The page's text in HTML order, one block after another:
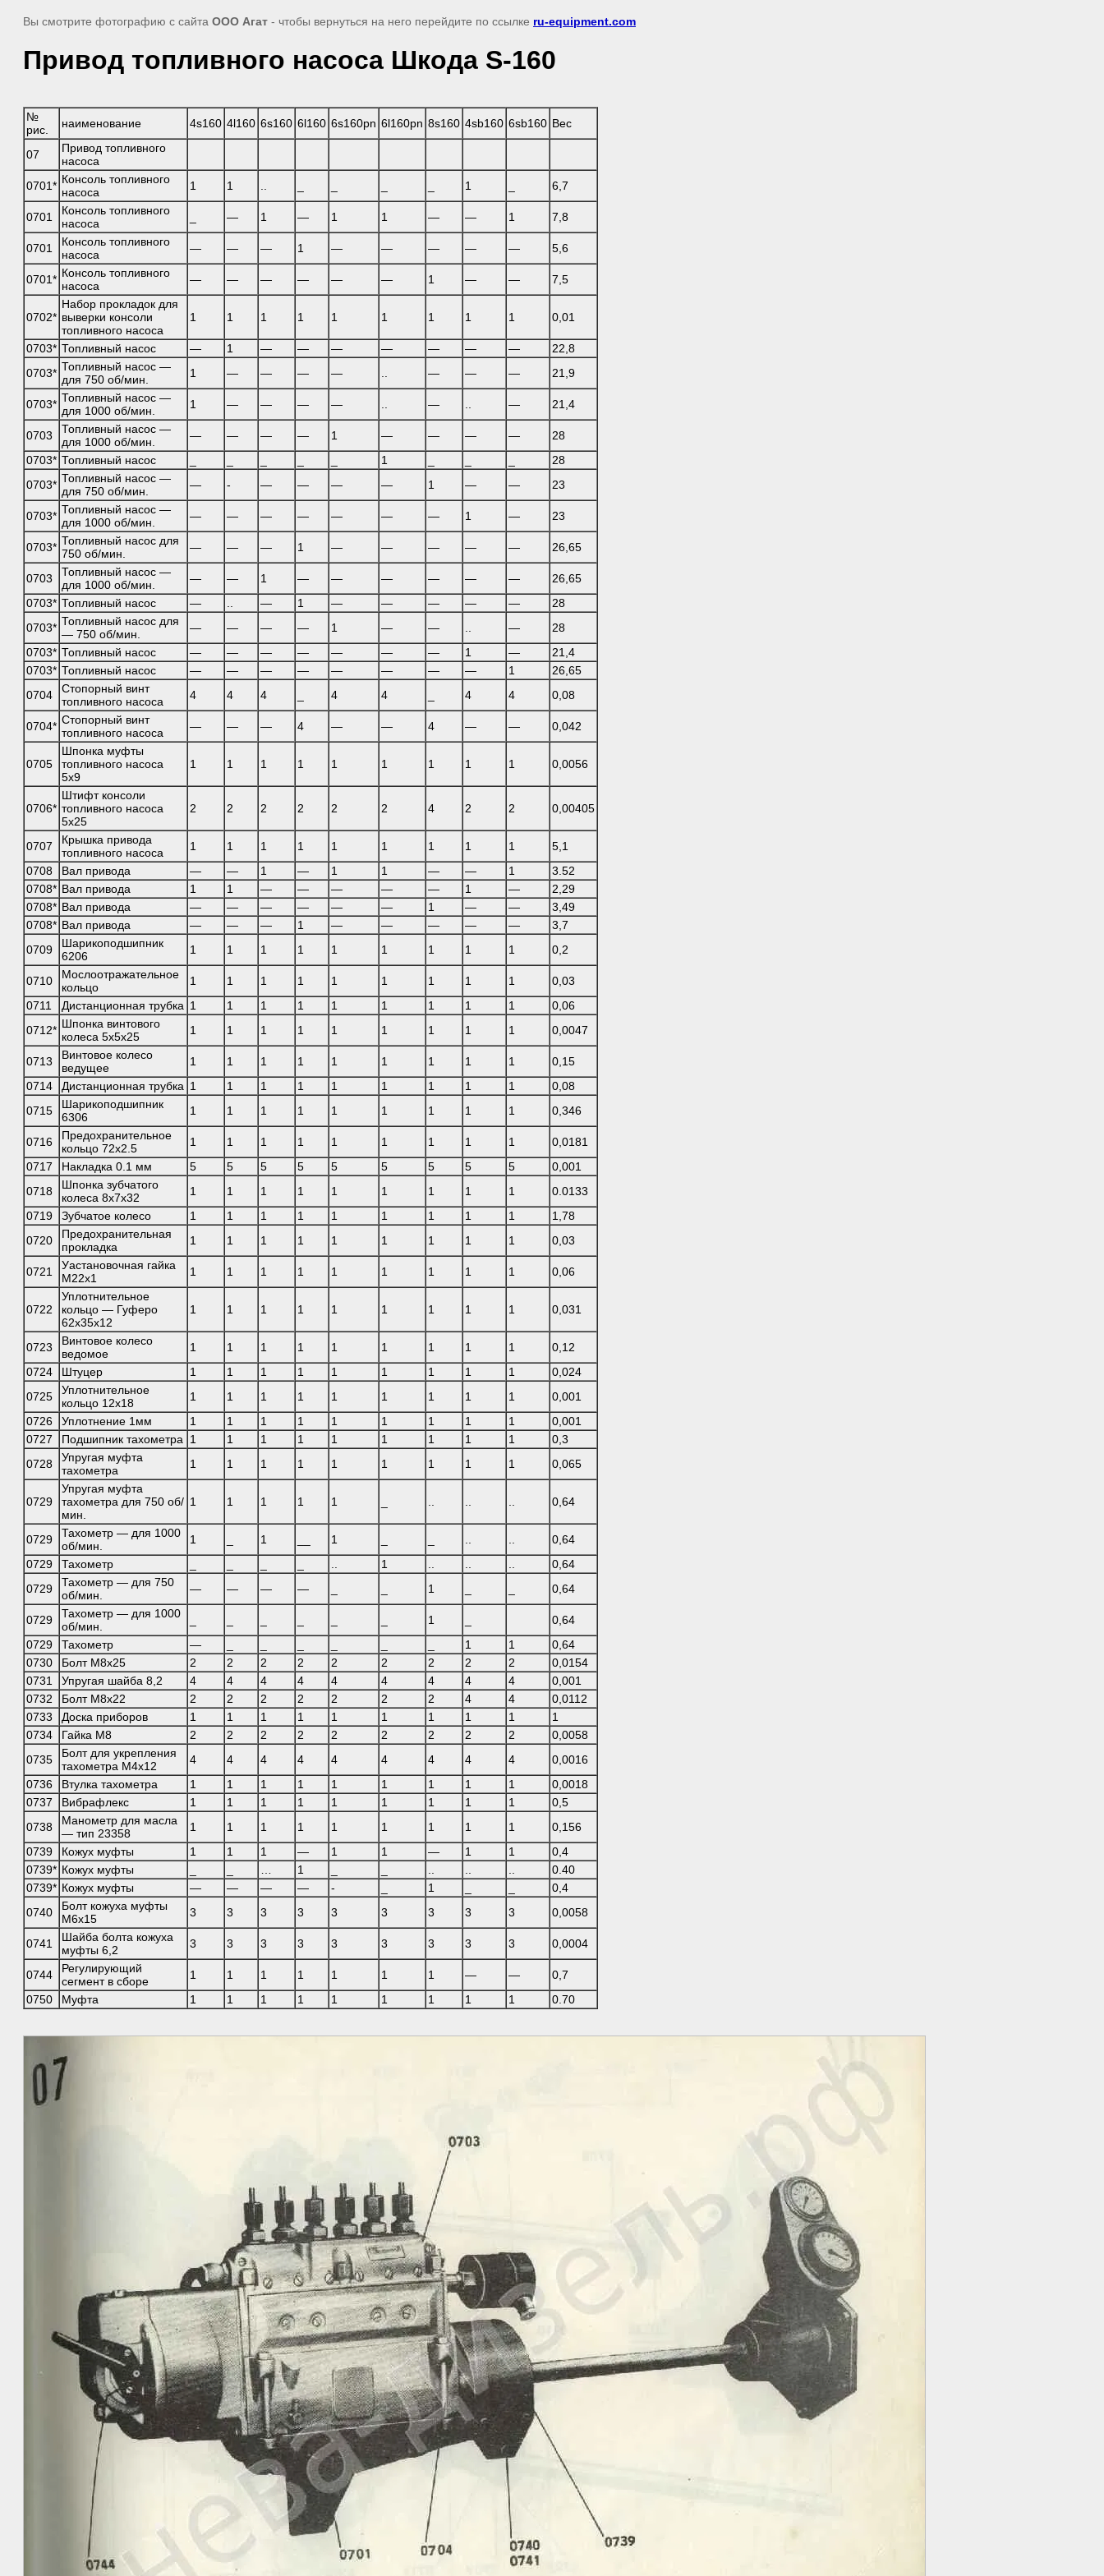
Вы смотрите фотографию с сайта ООО Агат - чтобы вернуться на него перейдите по ссылке ru-equipment.com
Привод топливного насоса Шкода S-160
№
рис.
наименование 4s160 4l160 6s160 6l160 6s160pn 6l160pn 8s160 4sb160 6sb160 Bec
07
Привод топливного
насоса
0701* Консоль топливного
насоса
1 1 1 6,7
0701
Консоль топливного
насоса
— 1 — 1 1 — — 1 7,8
0701
Консоль топливного
насоса
— — — 1 — — — — — 5,6
0701* Консоль топливного
насоса
— — — — — — 1 — — 7,5
0702*
Набор прокладок для
выверки консоли
топливного насоса
1 1 1 1 1 1 1 1 1 0,01
0703* Топливный насос — 1 — — — — — — —
22,8
0703* Топливный насос —
для 750 об/мин.
1 — — — — — — — 21,9
0703* Топливный насос —
для 1000 об/мин.
1 — — — — — — 21,4
0703
Топливный насос —
для 1000 об/мин.
— — — — 1 — — — —
28
0703* Топливный насос 1
28
0703* Топливный насос —
для 750 об/мин.
— - — — — — 1 — — 23
0703* Топливный насос —
для 1000 об/мин.
— — — — — — — 1 — 23
0703* Топливный насос для
750 об/мин.
— — — 1 — — — — — 26,65
0703
Топливный насос —
для 1000 об/мин.
— — 1 — — — — — —
26,65
0703* Топливный насос — — 1 — — — — —
28
0703* Топливный насос для
— 750 об/мин.
— — — — 1 — — —
28
0703* Топливный насос — — — — — — — 1 —
21,4
0703* Топливный насос — — — — — — — — 1
26,65
0704
Стопорный винт
топливного насоса
4 4 4 4 4 4 4 0,08
0704* Стопорный винт
топливного насоса
— — — 4 — — 4 — — 0,042
0705
Шпонка муфты
топливного насоса
5х9
1 1 1 1 1 1 1 1 1 0,0056
0706*
Штифт консоли
топливного насоса
5х25
2 2 2 2 2 2 4 2 2 0,00405
0707
Крышка привода
топливного насоса
1 1 1 1 1 1 1 1 1
5,1
0708
Вал привода — — 1 — 1 1 — — 1
3.52
0708* Вал привода 1 1 — — — — — 1 —
2,29
0708* Вал привода — — — — — — 1 — —
3,49
0708* Вал привода — — — 1 — — — — —
3,7
0709
Шарикоподшипник
6206
1 1 1 1 1 1 1 1 1 0,2
0710
Мослоотражательное
кольцо
1 1 1 1 1 1 1 1 1
0,03
0711
Дистанционная трубка 1 1 1 1 1 1 1 1 1
0,06
0712* Шпонка винтового
колеса 5х5х25
1 1 1 1 1 1 1 1 1 0,0047
0713
Винтовое колесо
ведущее
1 1 1 1 1 1 1 1 1
0,15
0714
Дистанционная трубка 1 1 1 1 1 1 1 1 1
0,08
0715
Шарикоподшипник
6306
1 1 1 1 1 1 1 1 1 0,346
0716
Предохранительное
кольцо 72х2.5
1 1 1 1 1 1 1 1 1
0,0181
0717
Накладка 0.1 мм 5 5 5 5 5 5 5 5 5
0,001
0718
Шпонка зубчатого
колеса 8х7х32
1 1 1 1 1 1 1 1 1
0.0133
0719
Зубчатое колесо 1 1 1 1 1 1 1 1 1
1,78
0720
Предохранительная
прокладка
1 1 1 1 1 1 1 1 1 0,03
0721
Уастановочная гайка
М22х1
1 1 1 1 1 1 1 1 1 0,06
0722
Уплотнительное
кольцо — Гуферо
62х35х12
1 1 1 1 1 1 1 1 1 0,031
0723
Винтовое колесо
ведомое
1 1 1 1 1 1 1 1 1
0,12
0724
Штуцер 1 1 1 1 1 1 1 1 1
0,024
0725
Уплотнительное
кольцо 12х18
1 1 1 1 1 1 1 1 1
0,001
0726
Уплотнение 1мм 1 1 1 1 1 1 1 1 1
0,001
0727
Подшипник тахометра 1 1 1 1 1 1 1 1 1
0,3
0728
Упругая муфта
тахометра
1 1 1 1 1 1 1 1 1 0,065
0729
Упругая муфта
тахометра для 750 об/
мин.
1 1 1 1 1 0,64
0729
Тахометр — для 1000
об/мин.
1 1 1
0,64
0729
Тахометр 1
0,64
0729
Тахометр — для 750
об/мин.
— — — — 1 0,64
0729
Тахометр — для 1000
об/мин.
1
0,64
0729
Тахометр — 1 1
0,64
0730
Болт М8х25 2 2 2 2 2 2 2 2 2
0,0154
0731
Упругая шайба 8,2 4 4 4 4 4 4 4 4 4
0,001
0732
Болт М8х22 2 2 2 2 2 2 2 4 4
0,0112
0733
Доска приборов 1 1 1 1 1 1 1 1 1
1
0734
Гайка М8 2 2 2 2 2 2 2 2 2
0,0058
0735
Болт для укрепления
тахометра М4х12
4 4 4 4 4 4 4 4 4
0,0016
0736
Втулка тахометра 1 1 1 1 1 1 1 1 1
0,0018
0737
Вибрафлекс 1 1 1 1 1 1 1 1 1
0,5
0738
Манометр для масла
— тип 23358
1 1 1 1 1 1 1 1 1
0,156
0739
Кожух муфты 1 1 1 — 1 1 — 1 1
0,4
0739* Кожух муфты 1
0.40
0739* Кожух муфты — — — — - 1
0,4
0740
Болт кожуха муфты
М6х15
3 3 3 3 3 3 3 3 3 0,0058
0741
Шайба болта кожуха
муфты 6,2
3 3 3 3 3 3 3 3 3 0,0004
0744
Регулирующий
сегмент в сборе
1 1 1 1 1 1 1 — —
0,7
0750
Муфта 1 1 1 1 1 1 1 1 1 0.70